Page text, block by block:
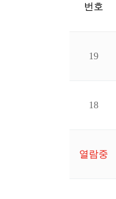
번호
19
18
열람중